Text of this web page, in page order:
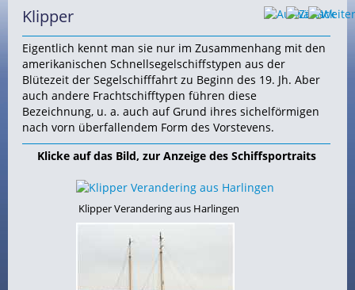
Klipper
Eigentlich kennt man sie nur im Zusammenhang mit den
amerikanischen Schnellsegelschiffstypen aus der
Blütezeit der Segelschifffahrt zu Beginn des 19. Jh. Aber
auch andere Frachtschifftypen führen diese
Bezeichnung, u. a. auch auf Grund ihres sichelförmigen
nach vorn überfallendem Form des Vorstevens.
Klicke auf das Bild, zur Anzeige des Schiffsportraits
Klipper Verandering aus Harlingen